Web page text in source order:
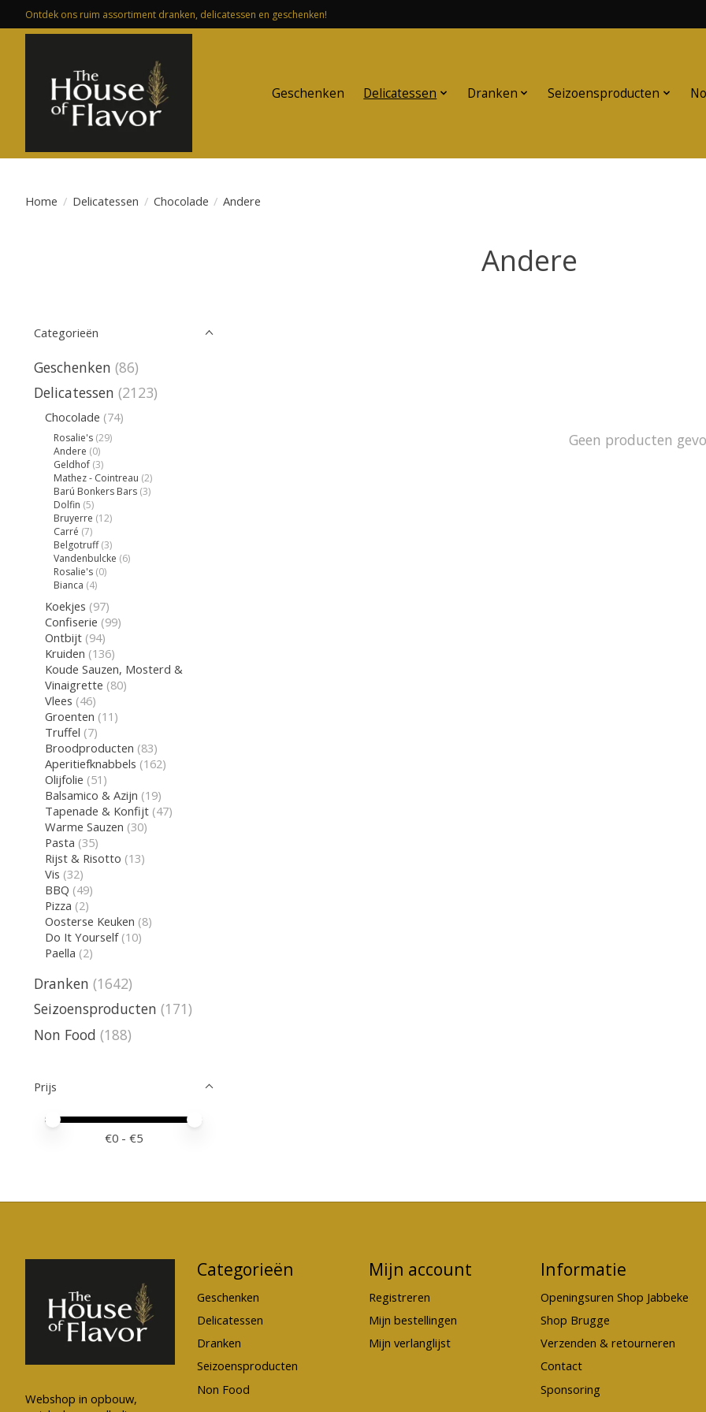
Ontdek ons ruim assortiment dranken, delicatessen en geschenken!
Geschenken Delicatessen Dranken Seizoensproducten
Home / Delicatessen / Chocolade / Andere
Andere
Categorieën
Geschenken (86)
Delicatessen (2123)
Chocolade (74)
Rosalie's (29)
Andere (0)
Geldhof (3)
Mathez - Cointreau (2)
Barú Bonkers Bars (3)
Dolfin (5)
Bruyerre (12)
Carré (7)
Belgotruff (3)
Vandenbulcke (6)
Rosalie's (0)
Bianca (4)
Koekjes (97)
Confiserie (99)
Ontbijt (94)
Kruiden (136)
Koude Sauzen, Mosterd &
Vinaigrette (80)
Vlees (46)
Groenten (11)
Truffel (7)
Broodproducten (83)
Aperitiefknabbels (162)
Olijfolie (51)
Balsamico & Azijn (19)
Tapenade & Konfijt (47)
Warme Sauzen (30)
Pasta (35)
Rijst & Risotto (13)
Vis (32)
BBQ (49)
Pizza (2)
Oosterse Keuken (8)
Do It Yourself (10)
Paella (2)
Dranken (1642)
Seizoensproducten (171)
Non Food (188)
Prijs
Minimale prijswaarde
Price maximum value
€0 - €5
Geen producten
Webshop in opbouw,
Categorieën
Geschenken
Delicatessen
Dranken
Seizoensproducten
Non Food
Mijn account
Registreren
Mijn bestellingen
Mijn verlanglijst
Informatie
Openingsuren Shop Jabbeke
Shop Brugge
Verzenden & retourneren
Contact
Sponsoring